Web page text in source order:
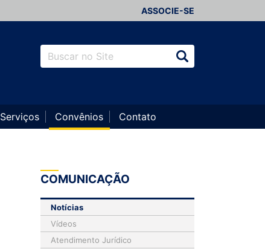
ASSOCIE-SE
Serviços Convênios Contato
COMUNICAÇÃO
Notícias
Vídeos
Atendimento Jurídico